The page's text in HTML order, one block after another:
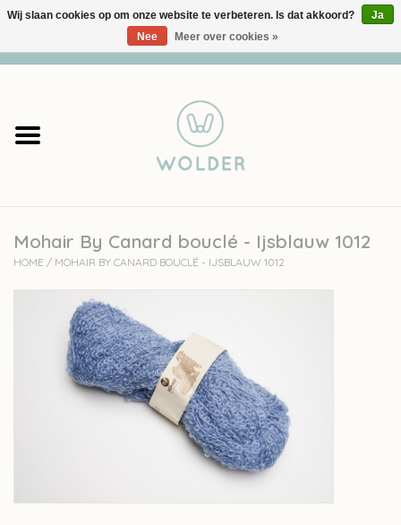
Garens
Accessoires
workshops
Cadeaubon
Mohair By Canard bouclé - Ijsblauw 1012
HOME / MOHAIR BY CANARD BOUCLÉ - IJSBLAUW 1012
Wij slaan cookies op om onze website te verbeteren. Is dat akkoord?
Ja
Nee
Meer over cookies »